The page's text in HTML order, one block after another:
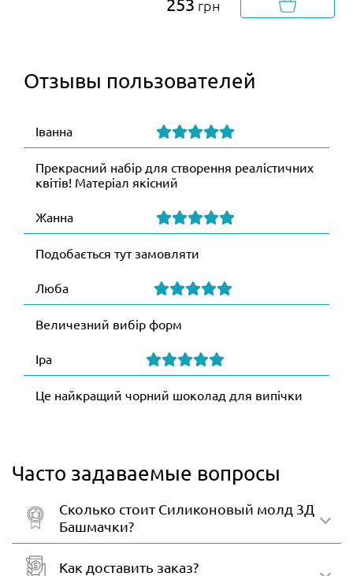
грн
Отзывы пользователей
Іванна
Прекрасний набір для створення реалістичних
квітів! Матеріал якісний
Жанна
Подобається тут замовляти
Люба
Величезний вибір форм
Іра
Це найкращий чорний шоколад для випічки
Часто задаваемые вопросы
Сколько стоит Силиконовый молд 3Д
Башмачки?
Как доставить заказ?